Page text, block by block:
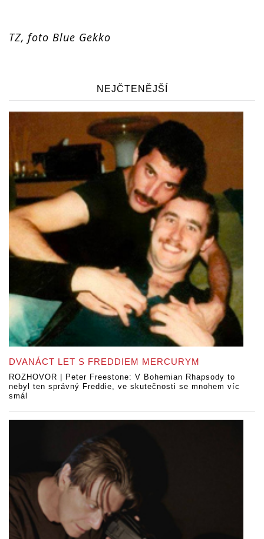
TZ, foto Blue Gekko
NEJČTENĚJŠÍ
DVANÁCT LET S FREDDIEM MERCURYM
ROZHOVOR | Peter Freestone: V Bohemian Rhapsody to
nebyl ten správný Freddie, ve skutečnosti se mnohem víc
smál